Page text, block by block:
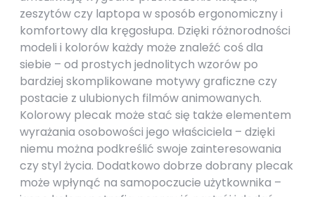
zeszytów czy laptopa w sposób ergonomiczny i
komfortowy dla kręgosłupa. Dzięki różnorodności
modeli i kolorów każdy może znaleźć coś dla
siebie – od prostych jednolitych wzorów po
bardziej skomplikowane motywy graficzne czy
postacie z ulubionych filmów animowanych.
Kolorowy plecak może stać się także elementem
wyrażania osobowości jego właściciela – dzięki
niemu można podkreślić swoje zainteresowania
czy styl życia. Dodatkowo dobrze dobrany plecak
może wpłynąć na samopoczucie użytkownika –